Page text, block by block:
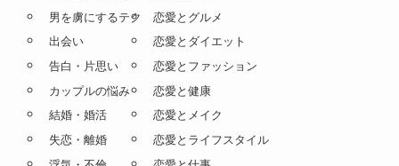
男を虜にするテク
出会い
告白・片思い
カップルの悩み
結婚・婚活
失恋・離婚
恋愛とグルメ
恋愛とダイエット
恋愛とファッション
恋愛と健康
恋愛とメイク
恋愛とライフスタイル